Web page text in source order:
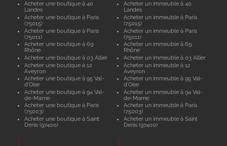
Acheter une boutique à 40
Landes
Acheter une boutique à Paris
(75015)
Acheter une boutique à Paris
(75011)
Acheter une boutique à 69
Rhône
Acheter une boutique à 03 Allier
Acheter une boutique à 12
Aveyron
Acheter une boutique à 95 Val-
d'Oise
Acheter une boutique à 94 Val-
de-Marne
Acheter une boutique à Paris
(75003)
Acheter une boutique à Saint
Denis (97400)
Acheter un immeuble à 40
Landes
Acheter un immeuble à Paris
(75015)
Acheter un immeuble à Paris
(75011)
Acheter un immeuble à 69
Rhône
Acheter un immeuble à 03 Allier
Acheter un immeuble à 12
Aveyron
Acheter un immeuble à 95 Val-
d'Oise
Acheter un immeuble à 94 Val-
de-Marne
Acheter un immeuble à Paris
(75003)
Acheter un immeuble à Saint
Denis (97400)